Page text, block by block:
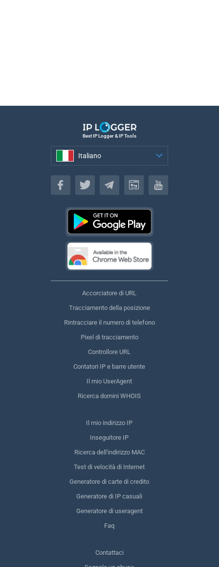
Best IP Logger & IP Tools
Italiano
Italiano
Accorciatore di URL
Tracciamento della posizione
Rintracciare il numero di telefono
Pixel di tracciamento
Controllore URL
Contatori IP e barre utente
Il mio UserAgent
Ricerca domini WHOIS
Il mio indirizzo IP
Inseguitore IP
Ricerca dell'indirizzo MAC
Test di velocità di Internet
Generatore di carte di credito
Generatore di IP casuali
Generatore di useragent
Faq
Contattaci